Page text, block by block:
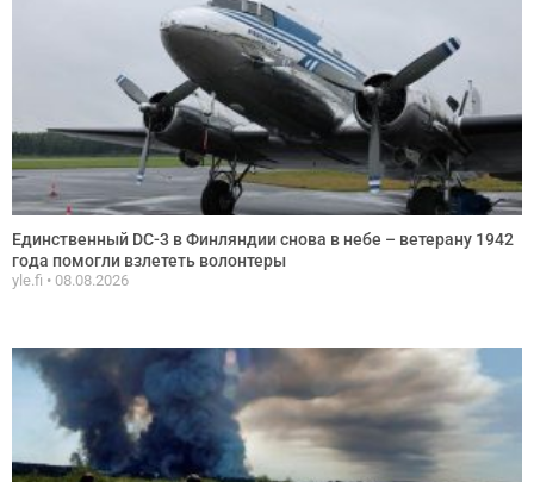
Единственный DC-3 в Финляндии снова в небе – ветерану 1942
года помогли взлететь волонтеры
yle.fi 08.08.2026